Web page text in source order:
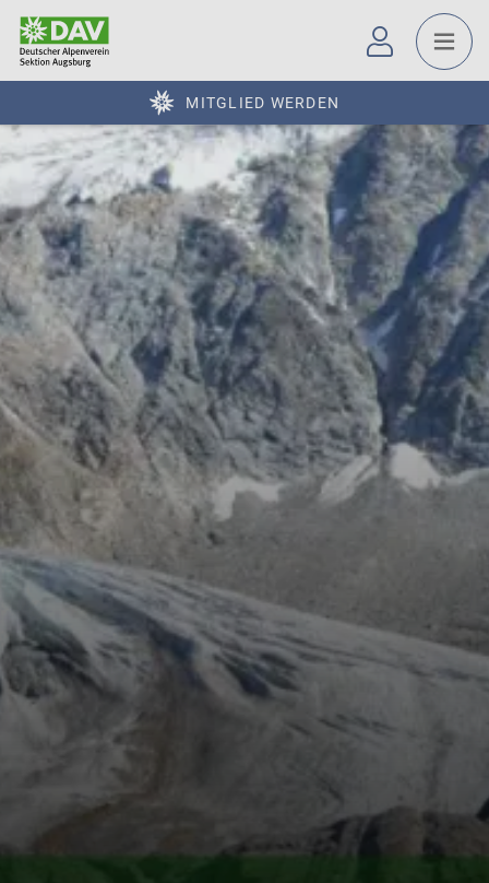
MITGLIED WERDEN